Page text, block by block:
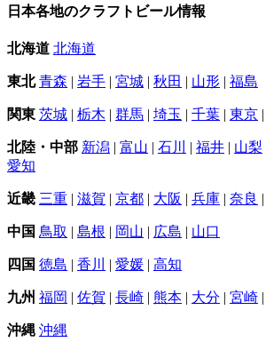
日本各地のクラフトビール情報
北海道 北海道
東北 青森 | 岩手 | 宮城 | 秋田 | 山形 | 福島
関東 茨城 | 栃木 | 群馬 | 埼玉 | 千葉 | 東京 |
北陸・中部 新潟 | 富山 | 石川 | 福井 | 山梨
愛知
近畿 三重 | 滋賀 | 京都 | 大阪 | 兵庫 | 奈良 |
中国 鳥取 | 島根 | 岡山 | 広島 | 山口
四国 徳島 | 香川 | 愛媛 | 高知
九州 福岡 | 佐賀 | 長崎 | 熊本 | 大分 | 宮崎 |
沖縄 沖縄